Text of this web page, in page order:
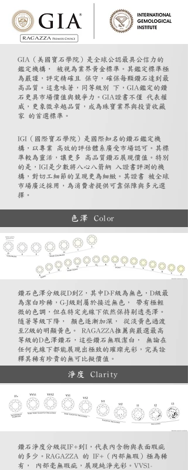
GIA（美國寶石學院）是全球公認最具公信力的
鑑定機構， 被視為業界黃金標準。其鑑定標準極
為嚴謹，評定精確且 保守，確保每顆鑽石達到最
高品質。這意味著，同等級別 下，GIA鑑定的鑽
石更具市場價值與競爭力。GIA證書不僅 代表權
威，更象徵卓越品質，成為珠寶業界與投資收藏
家 的首選標準。
IGI（國際寶石學院）是國際知名的鑽石鑑定機
構，以專業 高效的評估體系廣受市場認可。其標
準較為靈活，讓更多 高品質鑽石展現價值。特別
的是，IGI是少數將八心八箭納 入證書評測的機
構，對切工細節的呈現更為細緻。其證書 被全球
市場廣泛採用，為消費者提供可靠保障與多元選
擇。
色澤 Color
鑽石色澤分級從D到Z，其中D-F級為無色，D級最
為潔白珍稀，G-J級則屬於接近無色， 帶有極輕
微的色調，但在特定光線下依然保持剔透亮澤。
隨著等級下降， 顏色逐漸加深， 從淡黃色過渡
至Z級的明顯黃色。 RAGAZZA推薦與嚴選最高
等級的D色澤鑽石，這些鑽石無瑕潔白， 無論在
任何光線下都能展現出極致的璀璨光彩，完美詮
釋其稀有珍貴的無可比擬價值。
淨度 Clarity
鑽石淨度分級從IF+到I，代表內含物與表面瑕疵
的多少。RAGAZZA 的 IF+（內部無瑕）極為稀
有， 內部毫無瑕疵，展現純淨光彩。VVS1-